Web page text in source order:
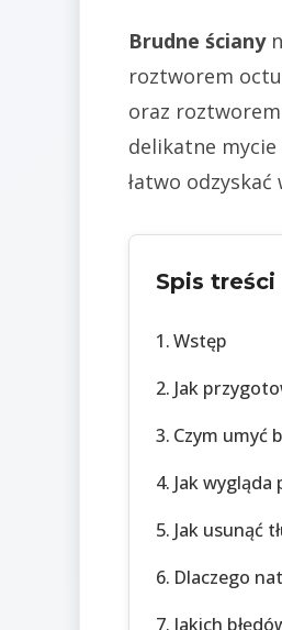
Brudne ściany
roztworem
oraz
delikatne mycie
łatwo odzyskać
Spis treści
Wstęp
Jak
Czym umyć
Jak
Jak usunąć
Dlaczego
Jakich